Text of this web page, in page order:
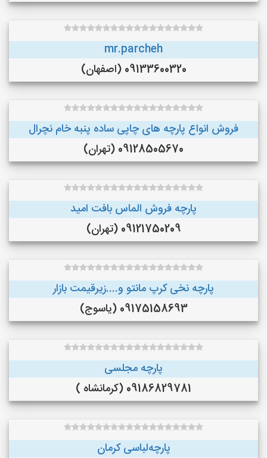
mr.parcheh
09133600320 (اصفهان)
فروش انواع پارچه های چاپی ساده پنبه خام نچرال
09128505670 (تهران)
پارچه فروش الماس بافت امید
09121750209 (تهران)
پارچه نخی کرپ مانتو و....زیرقیمت بازار
09175158693 (یاسوج)
پارچه مجلسی
09186829781 (کرمانشاه )
پارچه‌لباسی کرمان